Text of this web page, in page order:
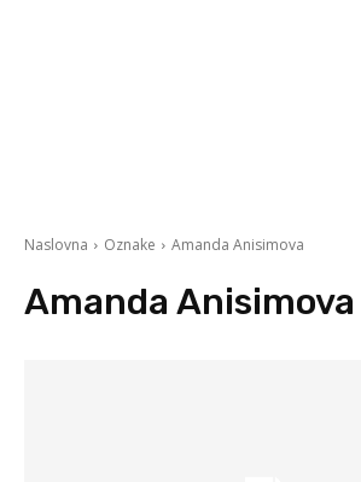
Naslovna Oznake Amanda Anisimova
Amanda Anisimova